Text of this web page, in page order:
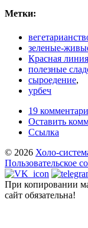
Метки:
зеленые-
Красная линия
полезные
сыроедение,
урбеч
19
Оставить
Ссылка
© 2026 Холо-
Пользовательское
При копировании
сайт обязательна!